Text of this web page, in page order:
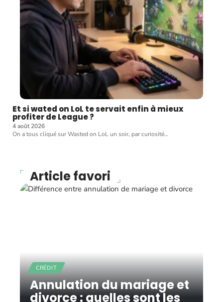
Et si wated on LoL te servait enfin à mieux
profiter de League ?
4 août 2026
On a tous cliqué sur Wasted on LoL un soir, par curiosité…
Article favori
CRÉDIT
Annulation du mariage et
divorce : quelles sont les